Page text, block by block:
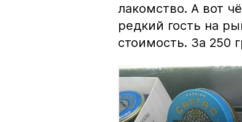
лакомство. А вот
редкий гость на
стоимость. За 250